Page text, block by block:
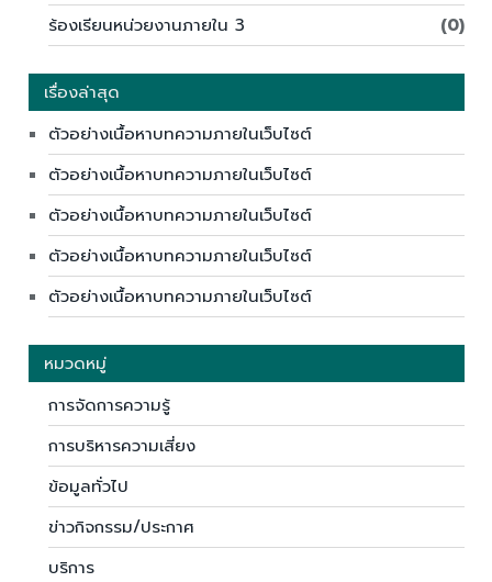
ร้องเรียนหน่วยงานภายใน 3
(0)
เรื่องล่าสุด
ตัวอย่างเนื้อหาบทความภายในเว็บไซต์
ตัวอย่างเนื้อหาบทความภายในเว็บไซต์
ตัวอย่างเนื้อหาบทความภายในเว็บไซต์
ตัวอย่างเนื้อหาบทความภายในเว็บไซต์
ตัวอย่างเนื้อหาบทความภายในเว็บไซต์
หมวดหมู่
การจัดการความรู้
การบริหารความเสี่ยง
ข้อมูลทั่วไป
ข่าวกิจกรรม/ประกาศ
บริการ